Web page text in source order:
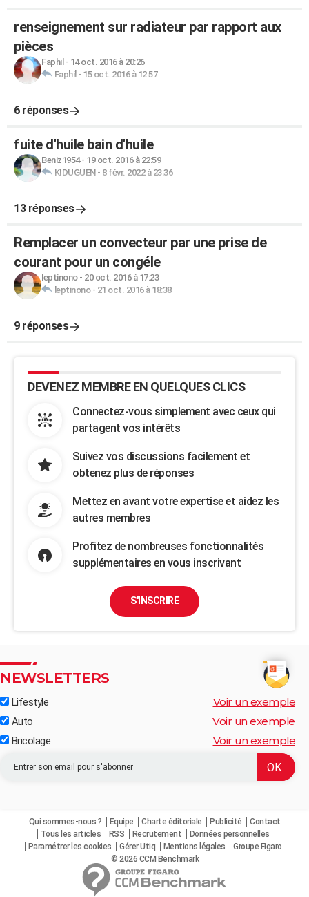
renseignement sur radiateur par rapport aux
pièces
Faphil - 14 oct. 2016 à 20:26
Faphil - 15 oct. 2016 à 12:57
6 réponses
fuite d'huile bain d'huile
Beniz1954- 19 oct. 2016 à 22:59
KIDUGUEN- 8 févr. 2022 à 23:36
13 réponses
Remplacer un convecteur par une prise de
courant pour un congéle
leptinono- 20 oct. 2016 à 17:23
leptinono- 21 oct. 2016 à 18:38
9 réponses
DEVENEZ MEMBRE EN QUELQUES CLICS
Connectez-vous simplement avec ceux qui
partagent vos intérêts
Suivez vos discussions facilement et
obtenez plus de réponses
Mettez en avant votre expertise et aidez les
autres membres
Profitez de nombreuses fonctionnalités
supplémentaires en vous inscrivant
S'INSCRIRE
NEWSLETTERS
Lifestyle Voir un exemple
Auto Voir un exemple
Bricolage Voir un exemple
Qui sommes-nous ? Equipe Charte éditoriale Publicité
Contact
Tous les articles
RSS Recrutement
Données personnelles
Paramétrer les cookies
Gérer Utiq Mentions légales
Groupe Figaro
© 2026 CCM Benchmark